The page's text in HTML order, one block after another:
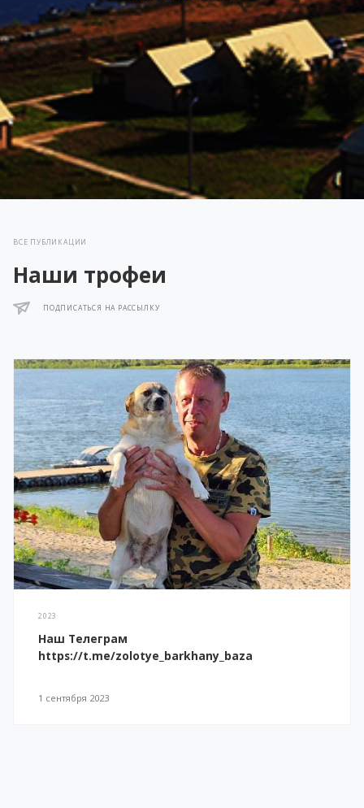
ВСЕ ПУБЛИКАЦИИ
Наши трофеи
ПОДПИСАТЬСЯ НА РАССЫЛКУ
2023
Наш Телеграм
https://t.me/zolotye_barkhany_baza
1 сентября 2023